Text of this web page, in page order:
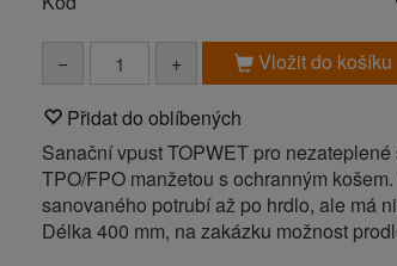
− + Vložit do košíku
Přidat do oblíbených
Sanační vpust TOPWET pro
TPO/FPO manžetou s ochranným
sanovaného potrubí až po hrdlo, ale má
Délka 400 mm, na zakázku možnost